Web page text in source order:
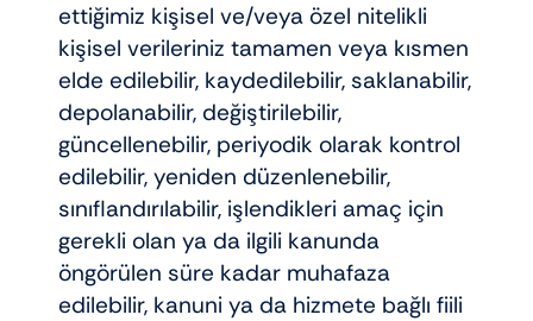
ettiğimiz kişisel ve/veya özel nitelikli
kişisel verileriniz tamamen veya kısmen
elde edilebilir, kaydedilebilir, saklanabilir,
depolanabilir, değiştirilebilir,
güncellenebilir, periyodik olarak kontrol
edilebilir, yeniden düzenlenebilir,
sınıflandırılabilir, işlendikleri amaç için
gerekli olan ya da ilgili kanunda
öngörülen süre kadar muhafaza
edilebilir, kanuni ya da hizmete bağlı fiili